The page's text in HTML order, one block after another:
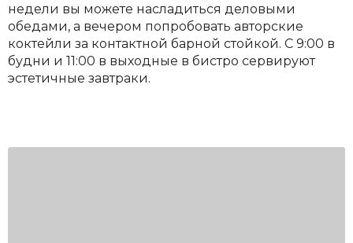
недели вы можете насладиться деловыми
обедами, а вечером попробовать авторские
коктейли за контактной барной стойкой. С 9:00 в
будни и 11:00 в выходные в бистро сервируют
эстетичные завтраки.